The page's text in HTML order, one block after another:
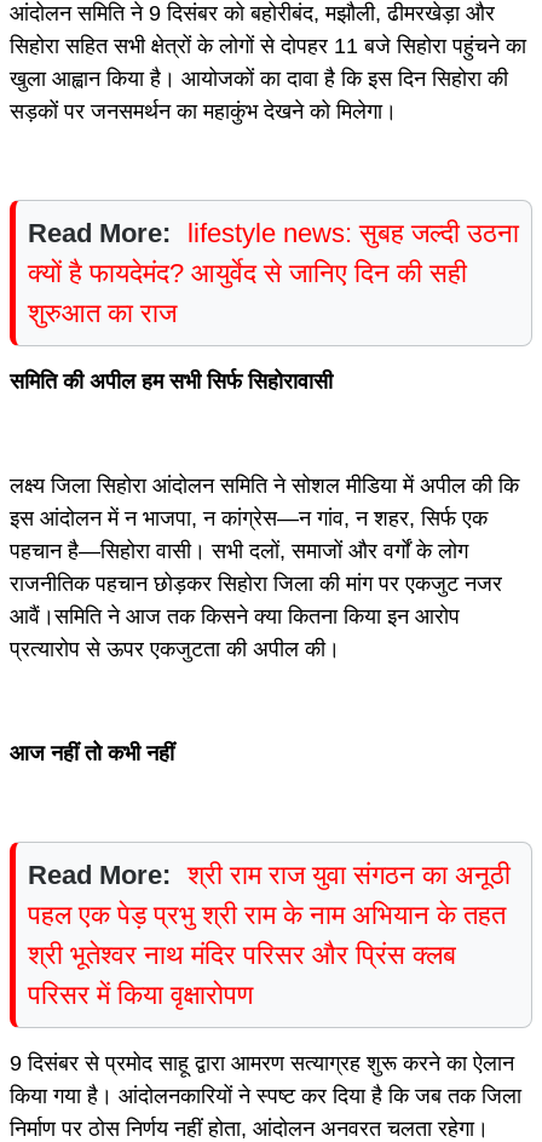
आंदोलन समिति ने 9 दिसंबर को बहोरीबंद, मझौली, ढीमरखेड़ा और
सिहोरा सहित सभी क्षेत्रों के लोगों से दोपहर 11 बजे सिहोरा पहुंचने का
खुला आह्वान किया है। आयोजकों का दावा है कि इस दिन सिहोरा की
सड़कों पर जनसमर्थन का महाकुंभ देखने को मिलेगा।
Read More:
lifestyle news: सुबह जल्दी उठना
क्यों है फायदेमंद? आयुर्वेद से जानिए दिन की सही
शुरुआत का राज
समिति की अपील हम सभी सिर्फ सिहोरावासी
लक्ष्य जिला सिहोरा आंदोलन समिति ने सोशल मीडिया में अपील की कि
इस आंदोलन में न भाजपा, न कांग्रेस—न गांव, न शहर, सिर्फ एक
पहचान है—सिहोरा वासी। सभी दलों, समाजों और वर्गों के लोग
राजनीतिक पहचान छोड़कर सिहोरा जिला की मांग पर एकजुट नजर
आवैं।समिति ने आज तक किसने क्या कितना किया इन आरोप
प्रत्यारोप से ऊपर एकजुटता की अपील की।
आज नहीं तो कभी नहीं
Read More: श्री राम राज युवा संगठन का अनूठी
पहल एक पेड़ प्रभु श्री राम के नाम अभियान के तहत
श्री भूतेश्वर नाथ मंदिर परिसर और प्रिंस क्लब
परिसर में किया वृक्षारोपण
9 दिसंबर से प्रमोद साहू द्वारा आमरण सत्याग्रह शुरू करने का ऐलान
किया गया है। आंदोलनकारियों ने स्पष्ट कर दिया है कि जब तक जिला
निर्माण पर ठोस निर्णय नहीं होता, आंदोलन अनवरत चलता रहेगा।